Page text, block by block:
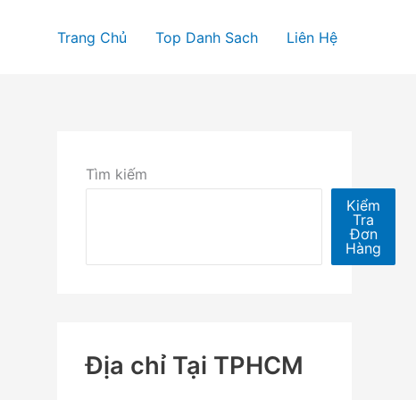
Trang Chủ Top Danh Sach Liên Hệ
Tìm kiếm
Kiểm
Tra
Đơn
Hàng
Địa chỉ Tại TPHCM